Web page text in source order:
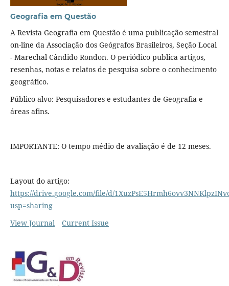
Geografia em Questão
A Revista Geografia em Questão é uma publicação semestral
on-line da Associação dos Geógrafos Brasileiros, Seção Local
- Marechal Cândido Rondon. O periódico publica artigos,
resenhas, notas e relatos de pesquisa sobre o conhecimento
geográfico.
Público alvo: Pesquisadores e estudantes de Geografia e
áreas afins.
IMPORTANTE: O tempo médio de avaliação é de 12 meses.
Layout do artigo:
https://drive.google.com/file/d/
usp=sharing
View Journal
Current Issue